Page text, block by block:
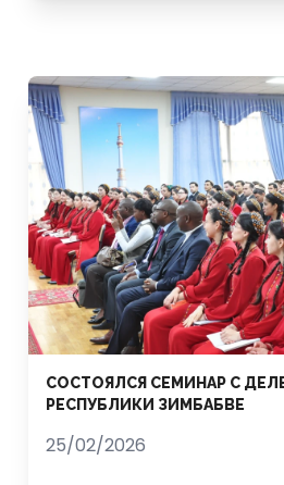
СОСТОЯЛСЯ СЕМИНАР С
РЕСПУБЛИКИ ЗИМБАБВЕ
25/02/2026